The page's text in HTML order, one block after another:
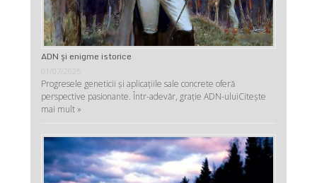
ADN şi enigme istorice
01/07/2025
Progresele geneticii şi aplicaţiile sale concrete oferă
perspective pasionante. Într-adevăr, graţie ADN-uluiCitește
mai mult »